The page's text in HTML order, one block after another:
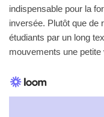
indispensable pour la
inversée. Plutôt que de
étudiants par un long
mouvements une petite